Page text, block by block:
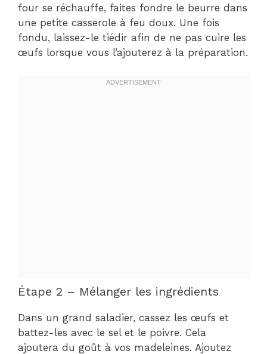
four se réchauffe, faites fondre le beurre dans
une petite casserole à feu doux. Une fois
fondu, laissez-le tiédir afin de ne pas cuire les
œufs lorsque vous l’ajouterez à la préparation.
Étape 2 – Mélanger les ingrédients
Dans un grand saladier, cassez les œufs et
battez-les avec le sel et le poivre. Cela
ajoutera du goût à vos madeleines. Ajoutez